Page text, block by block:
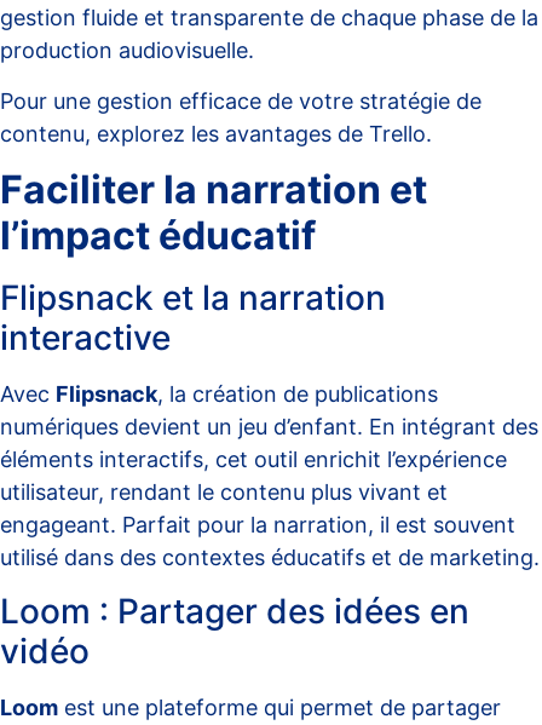
gestion fluide et transparente de chaque phase de la
production audiovisuelle.
Pour une gestion efficace de votre stratégie de
contenu, explorez les avantages de Trello.
Faciliter la narration et
l’impact éducatif
Flipsnack et la narration
interactive
Avec Flipsnack, la création de publications
numériques devient un jeu d’enfant. En intégrant des
éléments interactifs, cet outil enrichit l’expérience
utilisateur, rendant le contenu plus vivant et
engageant. Parfait pour la narration, il est souvent
utilisé dans des contextes éducatifs et de marketing.
Loom : Partager des idées en
vidéo
Loom est une plateforme qui permet de partager